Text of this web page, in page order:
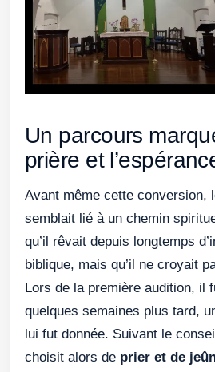
Un parcours
prière et
Avant même cette conversion,
semblait lié à un chemin
qu’il rêvait depuis longtemps
biblique, mais qu’il ne croyait
Lors de la première audition, il
quelques semaines plus tard,
lui fut donnée. Suivant le
choisit alors de prier et de